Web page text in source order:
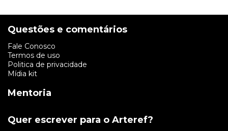
Questões e comentários
Fale Conosco
Termos de uso
Politica de privacidade
Mídia kit
Mentoria
Quer escrever para o Arteref?